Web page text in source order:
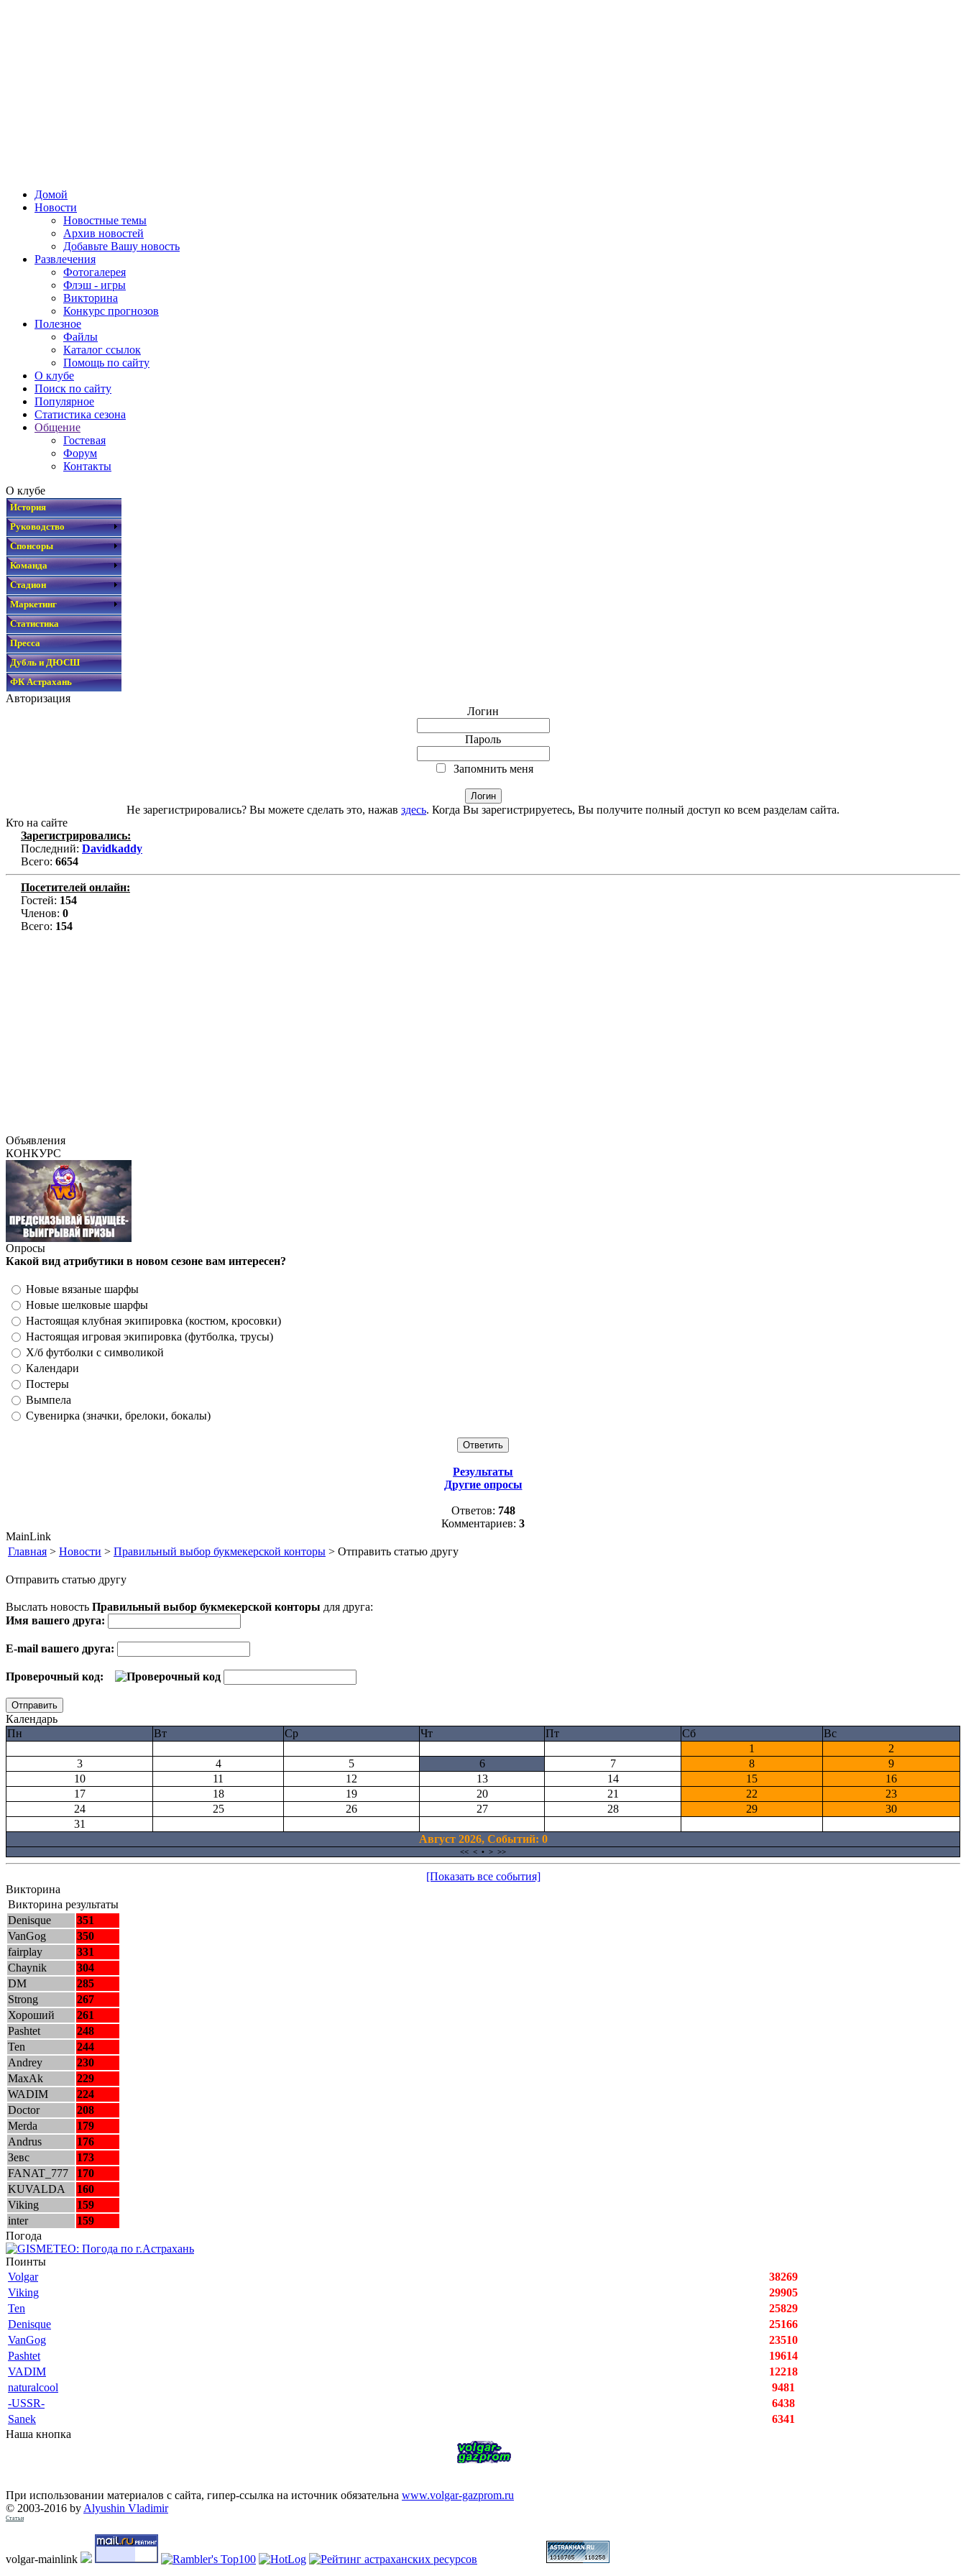
Домой
Новости
Новостные темы
Архив новостей
Добавьте Вашу новость
Развлечения
Фотогалерея
Флэш - игры
Викторина
Конкурс прогнозов
Полезное
Файлы
Каталог ссылок
Помощь по сайту
О клубе
Поиск по сайту
Популярное
Статистика сезона
Общение
Гостевая
Форум
Контакты
О клубе
История
Руководство
Спонсоры
Команда
Стадион
Маркетинг
Статистика
Пресса
Дубль и ДЮСШ
ФК Астрахань
Авторизация
Логин
Пароль
Запомнить меня
Не зарегистрировались? Вы можете сделать это, нажав здесь. Когда Вы зарегистрируетесь, Вы получите полный доступ ко всем разделам сайта.
Кто на сайте
Зарегистрировались:
Последний: Davidkaddy
Всего: 6654
Посетителей онлайн:
Гостей: 154
Членов: 0
Всего: 154
Объявления
КОНКУРС
Опросы
Какой вид атрибутики в новом сезоне вам интересен?
Новые вязаные шарфы
Новые шелковые шарфы
Настоящая клубная экипировка (костюм, кросовки)
Настоящая игровая экипировка (футболка, трусы)
Х/б футболки с символикой
Календари
Постеры
Вымпела
Сувенирка (значки, брелоки, бокалы)
Результаты
Другие опросы
Ответов: 748
Комментариев: 3
MainLink
Главная > Новости > Правильный выбор букмекерской конторы > Отправить статью другу
Отправить статью другу
Выслать новость Правильный выбор букмекерской конторы для друга:
Имя вашего друга:
E-mail вашего друга:
Проверочный код:
Календарь
Пн
Вт Ср Чт Пт Сб
Вс
1
2
3
4 5 6 7 8
9
10
11 12 13 14 15
16
17
18 19 20 21 22
23
24
25 26 27 28 29
30
31
Август 2026, Cобытий: 0
<< < • > >>
[Показать все события]
Викторина
Викторина результаты
Denisque
351
VanGog
350
fairplay
331
Chaynik
304
DM
285
Strong
267
Хороший
261
Pashtet
248
Ten
244
Andrey
230
MaxAk
229
WADIM
224
Doctor
208
Merda
179
Andrus
176
Зевс
173
FANAT_777
170
KUVALDA
160
Viking
159
inter
159
Погода
Поинты
Volgar
38269
Viking
29905
Ten
25829
Denisque
25166
VanGog
23510
Pashtet
19614
VADIM
12218
naturalcool
9481
-USSR-
6438
Sanek
6341
Наша кнопка
При использовании материалов с сайта, гипер-ссылка на источник обязательна www.volgar-gazprom.ru
© 2003-2016 by Alyushin Vladimir
Статьи
volgar-mainlink